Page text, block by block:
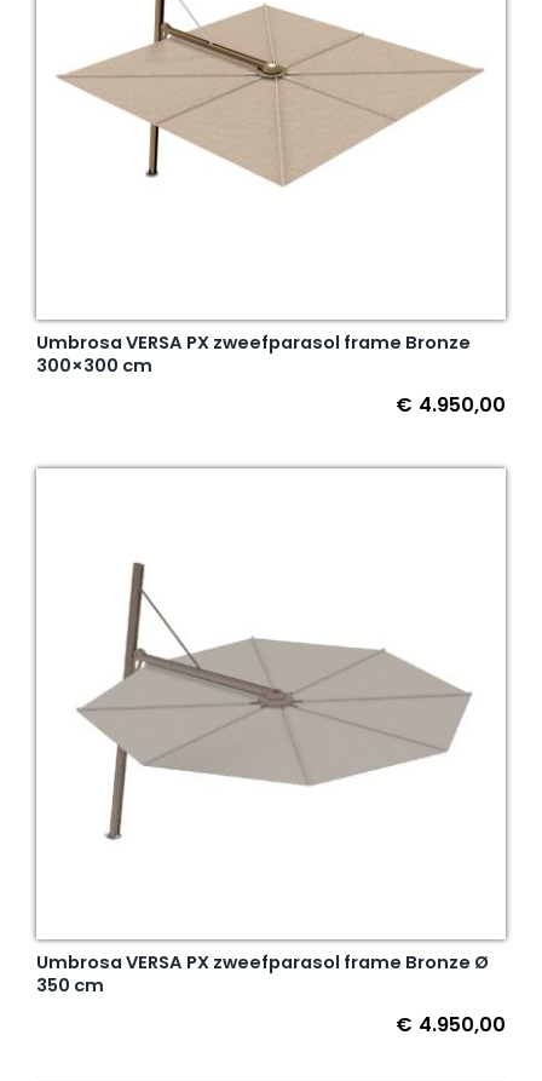
Umbrosa VERSA PX zweefparasol frame Bronze
300×300 cm
€ 4.950,00
Umbrosa VERSA PX zweefparasol frame Bronze Ø
350 cm
€ 4.950,00